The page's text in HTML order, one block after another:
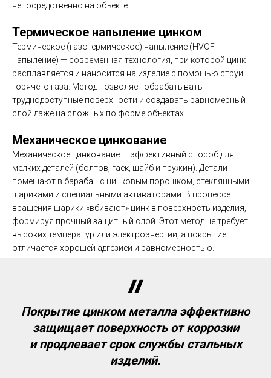
непосредственно на объекте.
Термическое напыление цинком
Термическое (газотермическое) напыление (HVOF-
напыление) — современная технология, при которой цинк
расплавляется и наносится на изделие с помощью струи
горячего газа. Метод позволяет обрабатывать
труднодоступные поверхности и создавать равномерный
слой даже на сложных по форме объектах.
Механическое цинкование
Механическое цинкование — эффективный способ для
мелких деталей (болтов, гаек, шайб и пружин). Детали
помещают в барабан с цинковым порошком, стеклянными
шариками и специальными активаторами. В процессе
вращения шарики «вбивают» цинк в поверхность изделия,
формируя прочный защитный слой. Этот метод не требует
высоких температур или электроэнергии, а покрытие
отличается хорошей адгезией и равномерностью.
Покрытие цинком металла эффективно
защищает поверхность от коррозии
и продлевает срок службы стальных
изделий.